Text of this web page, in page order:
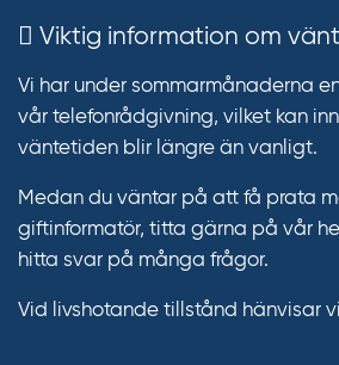
Viktig information om
Vi har under sommarmånaderna
vår telefonrådgivning, vilket kan
väntetiden blir längre än vanligt.
Medan du väntar på att få prata
giftinformatör, titta gärna på vår
hitta svar på många frågor.
Vid livshotande tillstånd hänvisar vi